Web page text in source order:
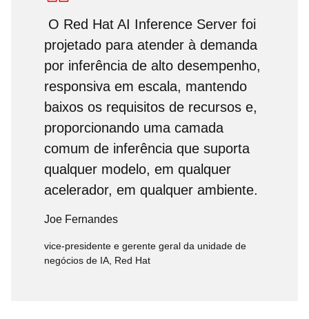
O Red Hat AI Inference Server foi
projetado para atender à demanda
por inferência de alto desempenho,
responsiva em escala, mantendo
baixos os requisitos de recursos e,
proporcionando uma camada
comum de inferência que suporta
qualquer modelo, em qualquer
acelerador, em qualquer ambiente.
Joe Fernandes
vice-presidente e gerente geral da unidade de
negócios de IA, Red Hat